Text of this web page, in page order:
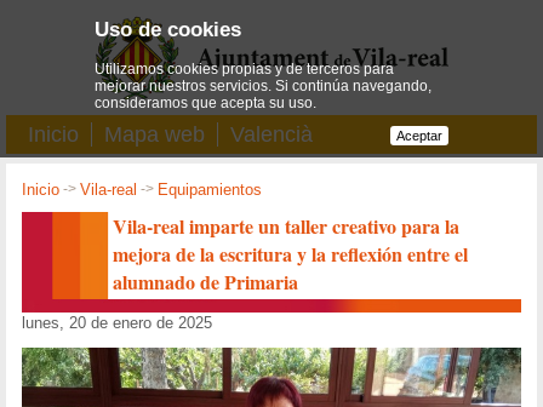
Inicio Mapa web Valencià
Inicio ->Vila-real -> Equipamientos
Vila-real imparte un taller creativo para la
mejora de la escritura y la reflexión entre el
alumnado de Primaria
lunes, 20 de enero de 2025
Uso de cookies
Utilizamos cookies propias y de terceros para
mejorar nuestros servicios. Si continúa navegando,
consideramos que acepta su uso.
Aceptar